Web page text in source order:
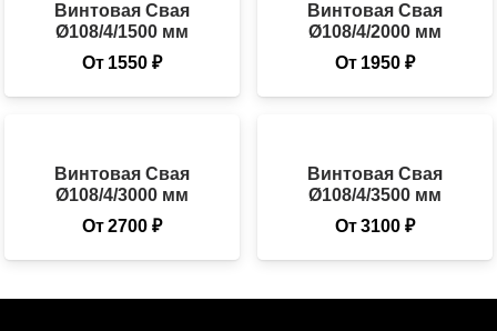
Винтовая Свая
Ø108/4/1500 мм
От 1550₽
Винтовая Свая
Ø108/4/2000 мм
От 1950 ₽
Винтовая Свая
Ø108/4/3000 мм
От2700₽
Винтовая Свая
Ø108/4/3500 мм
От3100 ₽